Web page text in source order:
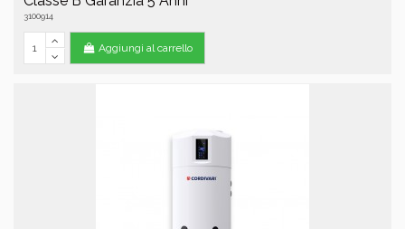
3100914
Aggiungi al carrello